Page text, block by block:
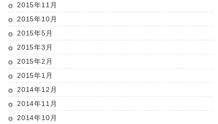
2015年11月
2015年10月
2015年5月
2015年3月
2015年2月
2015年1月
2014年12月
2014年11月
2014年10月